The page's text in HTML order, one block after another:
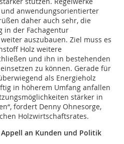
anwendungsorientierter
daher auch sehr, die
in der Fachagentur
auszubauen. Ziel muss es
Holz weitere
und ihn in bestehenden
zu können. Gerade für
als Energieholz
in höherem Umfang anfallen
stärker in
fordert Denny Ohnesorge,
Holzwirtschaftsrates.
an Kunden und Politik